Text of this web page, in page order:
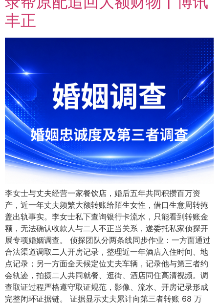
丰正
李女士与丈夫经营一家餐饮店，婚后五年共同积攒百万资
产，近一年丈夫频繁大额转账给陌生女性，借口生意周转掩
盖出轨事实。李女士私下查询银行卡流水，只能看到转账金
额，无法确认收款人与二人不正当关系，遂委托私家侦探开
展专项婚姻调查。 侦探团队分两条线同步作业：一方面通过
合法渠道调取二人开房记录，整理近一年酒店入住时间、地
点记录；另一方面全天候定位丈夫车辆，记录他与第三者约
会轨迹，拍摄二人共同就餐、逛街、酒店同住高清视频。调
查取证过程严格遵守取证规范，影像、流水、开房记录形成
完整闭环证据链。 证据显示丈夫累计向第三者转账 68 万